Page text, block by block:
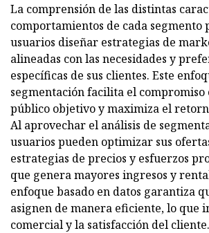
La comprensión de las distintas
comportamientos de cada segmento
usuarios diseñar estrategias de
alineadas con las necesidades y
específicas de sus clientes. Este
segmentación facilita el compromiso
público objetivo y maximiza el
Al aprovechar el análisis de
usuarios pueden optimizar sus
estrategias de precios y esfuerzos
que genera mayores ingresos y
enfoque basado en datos garantiza
asignen de manera eficiente, lo que
comercial y la satisfacción del cliente.